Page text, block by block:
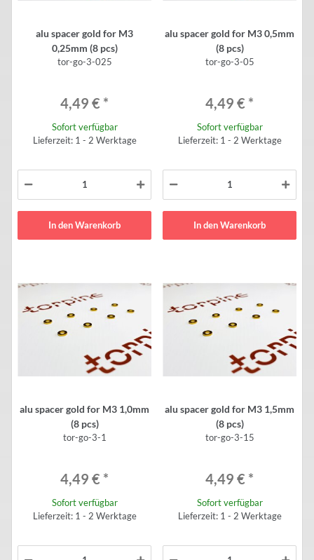
alu spacer gold for M3
0,25mm (8 pcs)
tor-go-3-025
4,49 € *
Sofort verfügbar
Lieferzeit: 1 - 2 Werktage
In den Warenkorb
alu spacer gold for M3 0,5mm
(8 pcs)
tor-go-3-05
4,49 € *
Sofort verfügbar
Lieferzeit: 1 - 2 Werktage
In den Warenkorb
alu spacer gold for M3 1,0mm
(8 pcs)
tor-go-3-1
4,49 € *
Sofort verfügbar
Lieferzeit: 1 - 2 Werktage
alu spacer gold for M3 1,5mm
(8 pcs)
tor-go-3-15
4,49 € *
Sofort verfügbar
Lieferzeit: 1 - 2 Werktage